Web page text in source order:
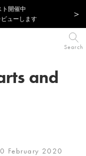
開催中
ューします
Search
and
February 2020